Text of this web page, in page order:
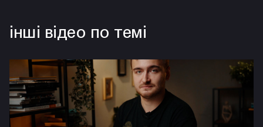
інші відео по темі